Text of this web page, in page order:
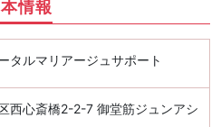
情報
タルマリアージュサポート
西心斎橋2-2-7 御堂筋ジュンアシ